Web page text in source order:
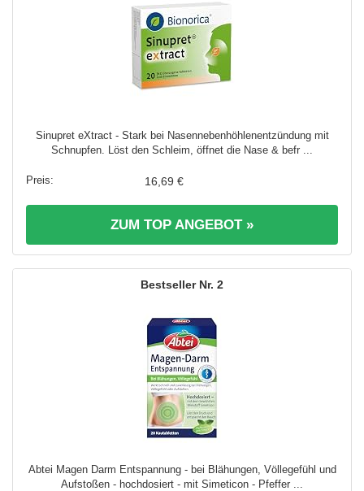
Sinupret eXtract - Stark bei Nasennebenhöhlenentzündung mit
Schnupfen. Löst den Schleim, öffnet die Nase & befr ...
16,69 €
ZUM TOP ANGEBOT »
2
Abtei Magen Darm Entspannung - bei Blähungen, Völlegefühl und
Aufstoßen - hochdosiert - mit Simeticon - Pfeffer ...